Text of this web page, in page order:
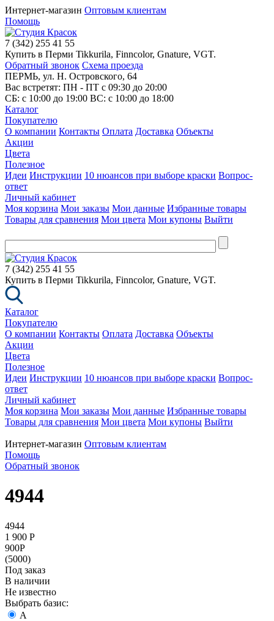
Интернет-магазин Оптовым клиентам
Помощь
7 (342) 255 41 55
Купить в Перми Tikkurila, Finncolor, Gnature, VGT.
Обратный звонок Схема проезда
ПЕРМЬ, ул. Н. Островского, 64
Вас встретят: ПН - ПТ с 09:30 до 20:00
СБ: с 10:00 до 19:00 ВС: с 10:00 до 18:00
Каталог
Покупателю
О компании Контакты Оплата Доставка Объекты
Акции
Цвета
Полезное
Идеи Инструкции 10 нюансов при выборе краски Вопрос-
ответ
Личный кабинет
Моя корзина Мои заказы Мои данные Избранные товары
Товары для сравнения Мои цвета Мои купоны Выйти
7 (342) 255 41 55
Купить в Перми Tikkurila, Finncolor, Gnature, VGT.
Каталог
Покупателю
О компании Контакты Оплата Доставка Объекты
Акции
Цвета
Полезное
Идеи Инструкции 10 нюансов при выборе краски Вопрос-
ответ
Личный кабинет
Моя корзина Мои заказы Мои данные Избранные товары
Товары для сравнения Мои цвета Мои купоны Выйти
Интернет-магазин Оптовым клиентам
Помощь
Обратный звонок
4944
4944
1 900 P
900P
(5000)
Под заказ
В наличии
Не известно
Выбрать базис:
A